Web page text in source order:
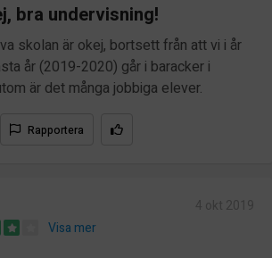
bra undervisning!
skolan är okej, bortsett från att vi i år
år (2019-2020) går i baracker i
är det många jobbiga elever.
Rapportera
Visa mer